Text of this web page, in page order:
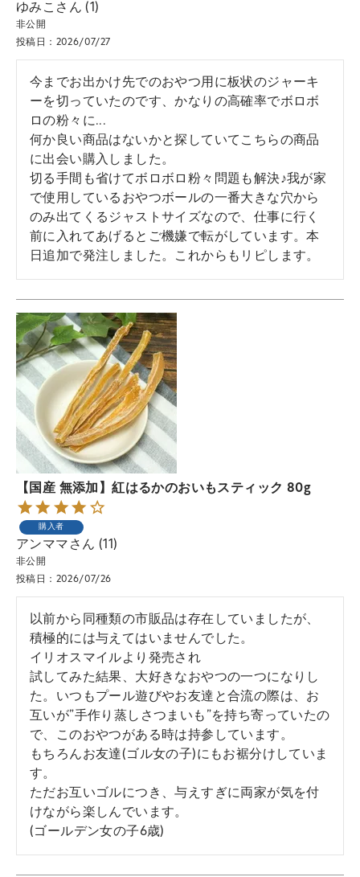
ゆみこ 1
非公開
投稿日
2026/07/27
今までお出かけ先でのおやつ用に板状のジャーキ
ーを切っていたのです、かなりの高確率でボロボ
ロの粉々に...
何か良い商品はないかと探していてこちらの商品
に出会い購入しました。
切る手間も省けてボロボロ粉々問題も解決♪我が家
で使用しているおやつボールの一番大きな穴から
のみ出てくるジャストサイズなので、仕事に行く
前に入れてあげるとご機嫌で転がしています。本
日追加で発注しました。これからもリピします。
【国産 無添加】紅はるかのおいもスティック 80g
購入者
アンママ 11
非公開
投稿日
2026/07/26
以前から同種類の市販品は存在していましたが、
積極的には与えてはいませんでした。
イリオスマイルより発売され
試してみた結果、大好きなおやつの一つになりし
た。いつもプール遊びやお友達と合流の際は、お
互いが”手作り蒸しさつまいも”を持ち寄っていたの
で、このおやつがある時は持参しています。
もちろんお友達(ゴル女の子)にもお裾分けしていま
す。
ただお互いゴルにつき、与えすぎに両家が気を付
けながら楽しんでいます。
(ゴールデン女の子6歳)